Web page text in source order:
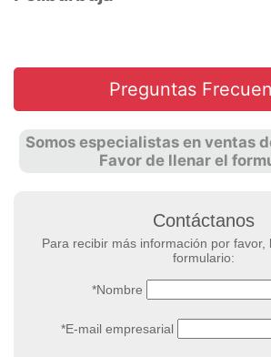
Preguntas
Somos especialistas en ventas
Favor de llenar el
Contáctanos
Para recibir más información por favor,
formulario:
*Nombre
*E-mail empresarial